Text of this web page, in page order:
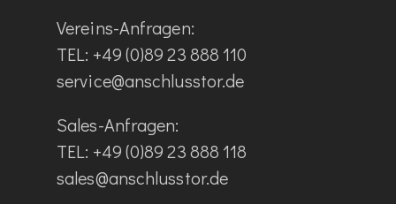
Vereins-Anfragen:
TEL: +49 (0)89 23 888 110
service@anschlusstor.de
Sales-Anfragen:
TEL: +49 (0)89 23 888 118
sales@anschlusstor.de